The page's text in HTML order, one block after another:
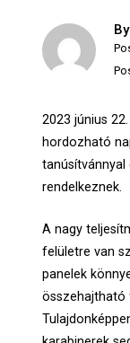
2023 június
hordozható
tanúsítvánnyal
rendelkeznek.
A nagy
felületre van
panelek
összehajtható